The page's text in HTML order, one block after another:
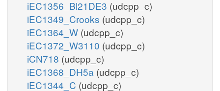
iEC1356_Bl21DE3 (udcpp_c)
iEC1349_Crooks (udcpp_c)
iEC1364_W (udcpp_c)
iEC1372_W3110 (udcpp_c)
iCN718 (udcpp_c)
iEC1368_DH5a (udcpp_c)
iEC1344_C (udcpp_c)